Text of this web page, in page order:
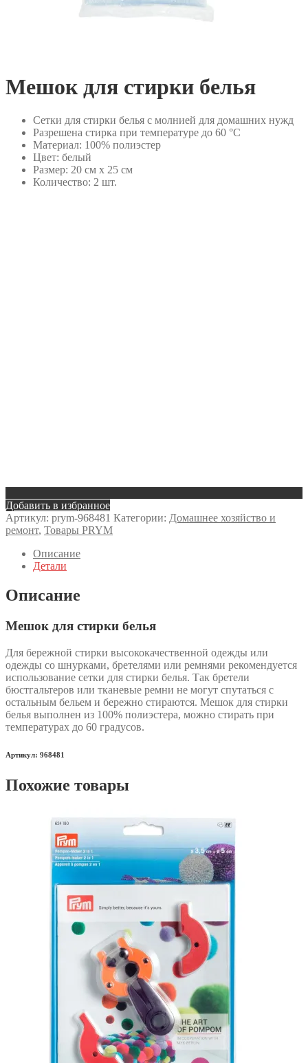
Мешок для стирки белья
Сетки для стирки белья с молнией для домашних нужд
Разрешена стирка при температуре до 60 °С
Материал: 100% полиэстер
Цвет: белый
Размер: 20 см х 25 см
Количество: 2 шт.
Добавить в избранное
Артикул: prym-968481 Категории: Домашнее хозяйство и
ремонт, Товары PRYM
Описание
Детали
Описание
Мешок для стирки белья
Для бережной стирки высококачественной одежды или
одежды со шнурками, бретелями или ремнями рекомендуется
использование сетки для стирки белья. Так бретели
бюстгальтеров или тканевые ремни не могут спутаться с
остальным бельем и бережно стираются. Мешок для стирки
белья выполнен из 100% полиэстера, можно стирать при
температурах до 60 градусов.
Артикул: 968481
Похожие товары